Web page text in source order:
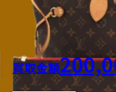
買取金額